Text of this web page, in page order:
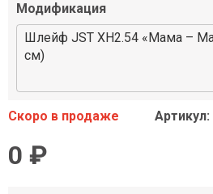
Модификация
Шлейф JST XH2.54 «Мама –
см)
Скоро в продаже
0 ₽